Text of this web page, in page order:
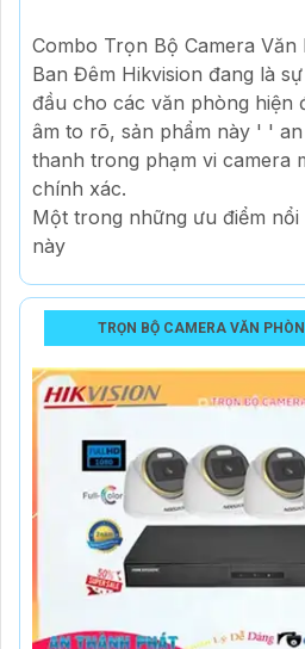
Combo Trọn Bộ Camera Văn
Ban Đêm Hikvision đang là
đầu cho các văn phòng hiện
âm to rõ, sản phẩm này ' ' an
thanh trong phạm vi camera
chính xác.
Một trong những ưu điểm nổi
này
TRỌN BỘ CAMERA VĂN